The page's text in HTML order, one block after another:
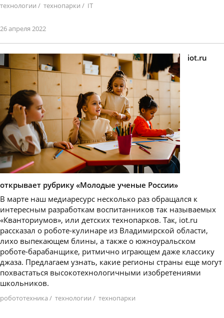
технологии / технопарки / IT
26 апреля 2022
iot.ru
открывает рубрику «Молодые ученые России»
В марте наш медиаресурс несколько раз обращался к
интересным разработкам воспитанников так называемых
«Кванториумов», или детских технопарков. Так, iot.ru
рассказал о роботе-кулинаре из Владимирской области,
лихо выпекающем блины, а также о южноуральском
роботе-барабанщике, ритмично играющем даже классику
джаза. Предлагаем узнать, какие регионы страны еще могут
похвастаться высокотехнологичными изобретениями
школьников.
робототехника / технологии / технопарки